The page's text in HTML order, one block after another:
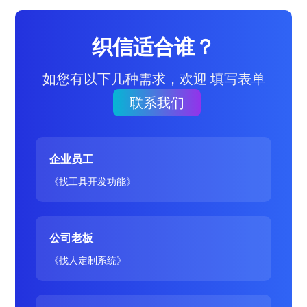
织信适合谁？
如您有以下几种需求，欢迎 填写表单
联系我们
企业员工
《找工具开发功能》
公司老板
《找人定制系统》